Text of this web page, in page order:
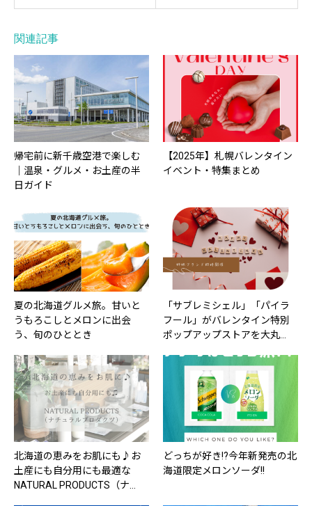
関連記事
帰宅前に新千歳空港で楽しむ
｜温泉・グルメ・お土産の半
日ガイド
【2025年】札幌バレンタイン
イベント・特集まとめ
夏の北海道グルメ旅。甘いと
うもろこしとメロンに出会
う、旬のひととき
「サブレミシェル」「パイラ
フール」がバレンタイン特別
ポップアップストアを大丸…
北海道の恵みをお肌にも♪お
土産にも自分用にも最適な
NATURAL PRODUCTS（ナ…
どっちが好き!?今年新発売の北
海道限定メロンソーダ!!